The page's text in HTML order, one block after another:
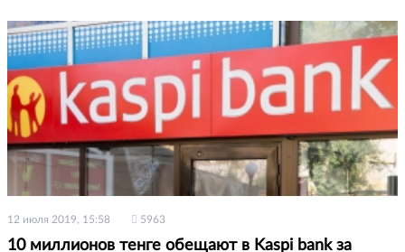
12 июля 2019, 15:58 5963
10 миллионов тенге обещают в Kaspi bank за